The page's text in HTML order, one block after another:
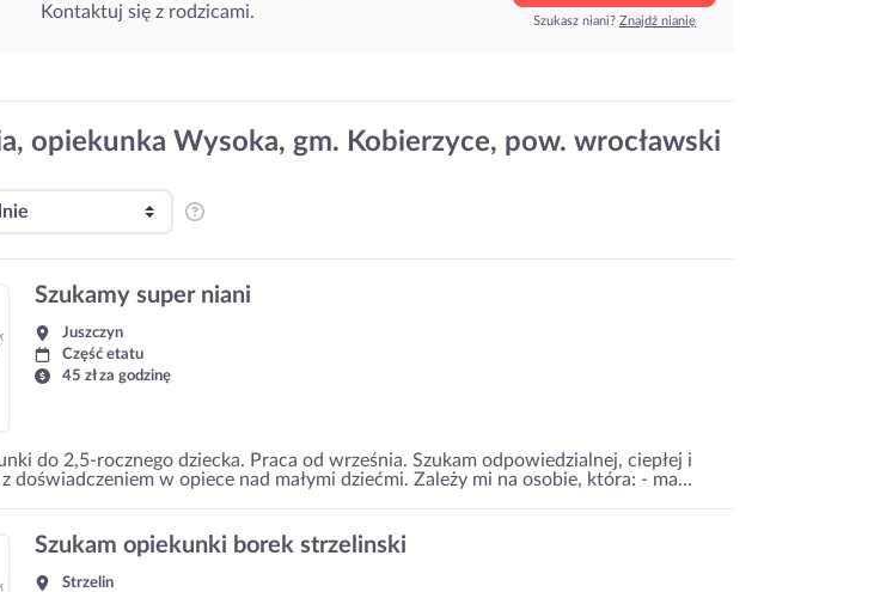
Kontaktuj się z rodzicami.
Szukasz niani? Znajdź nianię
opiekunka Wysoka, gm. Kobierzyce, pow. wrocławski
Szukamy super niani
Juszczyn
Część etatu
45 zł za godzinę
do 2,5-rocznego dziecka. Praca od września. Szukam odpowiedzialnej, ciepłej i
doświadczeniem w opiece nad małymi dziećmi. Zależy mi na osobie, która: - ma...
Szukam opiekunki borek strzelinski
Strzelin